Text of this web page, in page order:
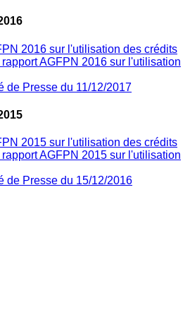
2016 sur l'utilisation des crédits
AGFPN 2016 sur l'utilisation
de Presse du 11/12/2017
2015 sur l'utilisation des crédits
AGFPN 2015 sur l'utilisation
de Presse du 15/12/2016